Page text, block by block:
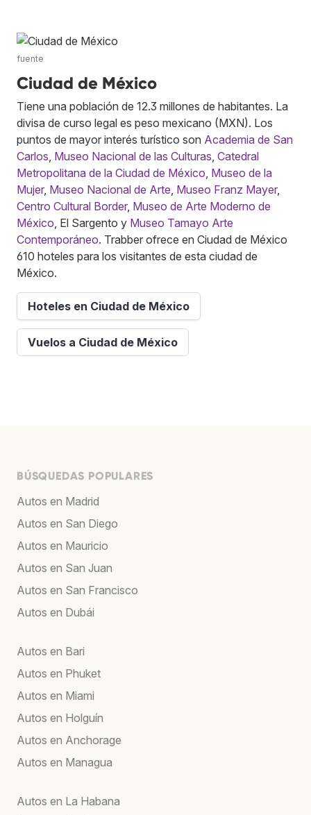
fuente
Ciudad de México
Tiene una población de 12.3 millones de habitantes. La
divisa de curso legal es peso mexicano (MXN). Los
puntos de mayor interés turístico son Academia de San
Carlos Museo Nacional de las Culturas Catedral
Metropolitana de la Ciudad de México Museo de la
Mujer, Museo Nacional de Arte Museo Franz Mayer,
Centro Cultural Border, Museo de Arte Moderno de
México , El Sargento y Museo Tamayo Arte
Contemporáneo. Trabber ofrece en Ciudad de México
610 hoteles para los visitantes de esta ciudad de
México.
Hoteles en Ciudad de México
Vuelos a Ciudad de México
BÚSQUEDAS POPULARES
Autos en Madrid
Autos en San Diego
Autos en Mauricio
Autos en San Juan
Autos en San Francisco
Autos en Dubái
Autos en Bari
Autos en Phuket
Autos en Miami
Autos en Holguín
Autos en Anchorage
Autos en Managua
Autos en La Habana